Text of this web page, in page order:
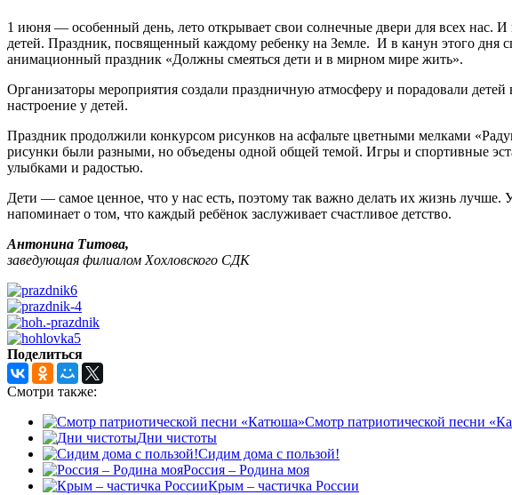
1 июня — особенный день, лето открывает свои солнечные двери для всех
детей. Праздник, посвященный каждому ребенку на Земле. И в канун этого дня
анимационный праздник «Должны смеяться дети и в мирном мире жить».
Организаторы мероприятия создали праздничную атмосферу и порадовали
настроение у детей.
Праздник продолжили конкурсом рисунков на асфальте цветными мелками
рисунки были разными, но объедены одной общей темой. Игры и спортивные
улыбками и радостью.
Дети — самое ценное, что у нас есть, поэтому так важно делать их жизнь
напоминает о том, что каждый ребёнок заслуживает счастливое детство.
Антонина Титова,
заведующая филиалом Хохловского СДК
Поделиться
Смотри также:
Смотр патриотической песни
Дни чистоты
Сидим дома с пользой!
Россия – Родина моя
Крым – частичка России